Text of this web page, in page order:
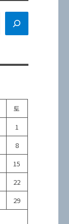
토
1
8
15
22
29